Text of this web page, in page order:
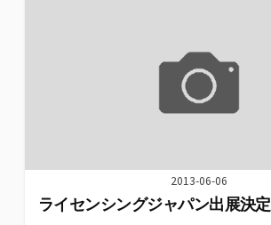
2013-06-06
ライセンシングジャパン出展決定